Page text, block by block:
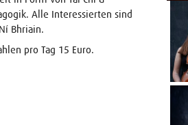
Alle Interessierten sind
Bhriain.
pro Tag 15 Euro.